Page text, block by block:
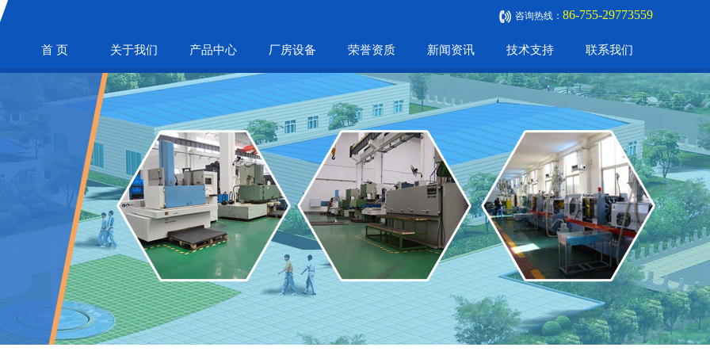
咨询热线： 86-755-29773559
首 页 关于我们 产品中心 厂房设备 荣誉资质 新闻资讯 技术支持 联系我们